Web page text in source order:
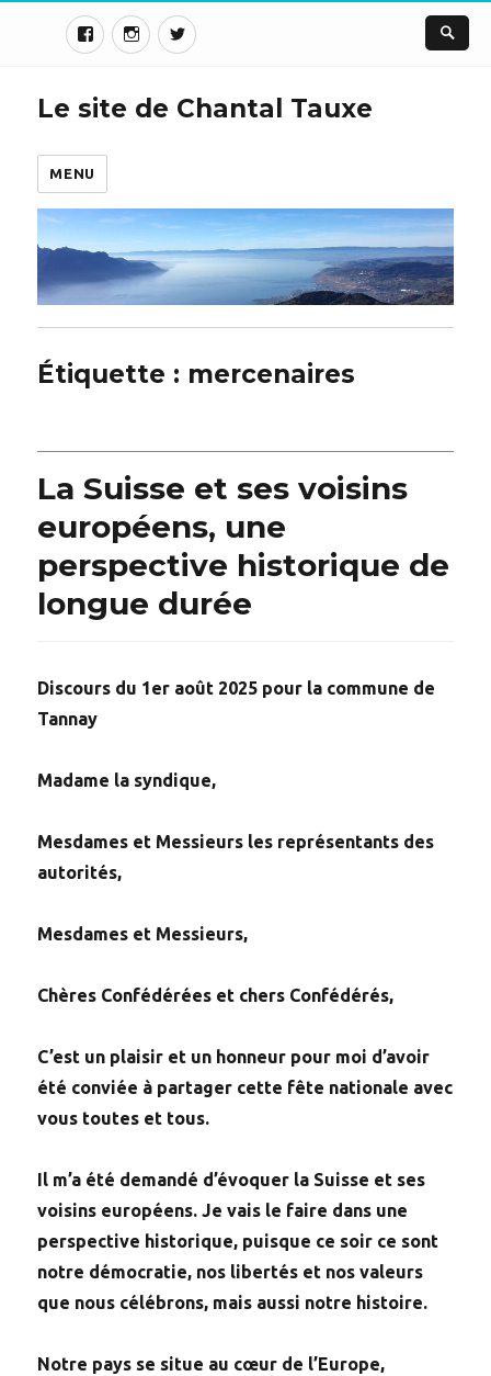
Le site de Chantal Tauxe
MENU
Étiquette : mercenaires
La Suisse et ses voisins
européens, une
perspective historique de
longue durée
Discours du 1er août 2025 pour la commune de
Tannay
Madame la syndique,
Mesdames et Messieurs les représentants des
autorités,
Mesdames et Messieurs,
Chères Confédérées et chers Confédérés,
C’est un plaisir et un honneur pour moi d’avoir
été conviée à partager cette fête nationale avec
vous toutes et tous.
Il m’a été demandé d’évoquer la Suisse et ses
voisins européens. Je vais le faire dans une
perspective historique, puisque ce soir ce sont
notre démocratie, nos libertés et nos valeurs
que nous célébrons, mais aussi notre histoire.
Notre pays se situe au cœur de l’Europe,